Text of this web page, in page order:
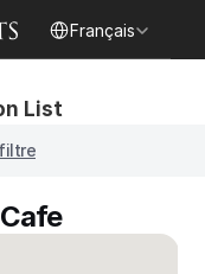
Français
List